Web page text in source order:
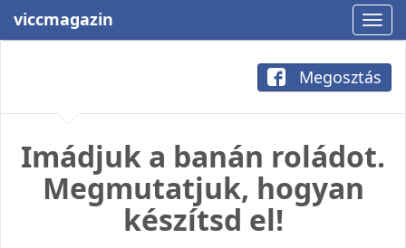
viccmagazin
Megosztás
Imádjuk a banán roládot.
Megmutatjuk, hogyan
készítsd el!